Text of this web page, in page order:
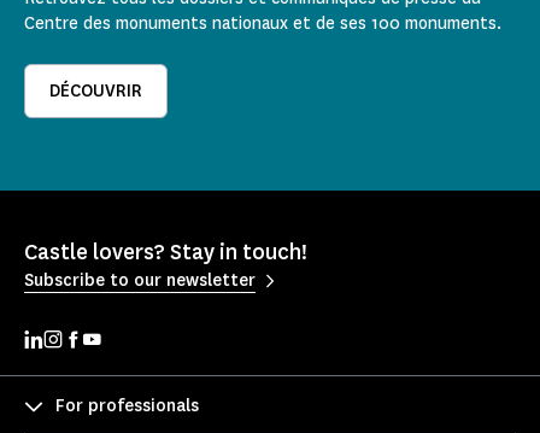
Centre des monuments nationaux et de ses 100 monuments.
DÉCOUVRIR
Castle lovers? Stay in touch!
Subscribe to our newsletter
For professionals